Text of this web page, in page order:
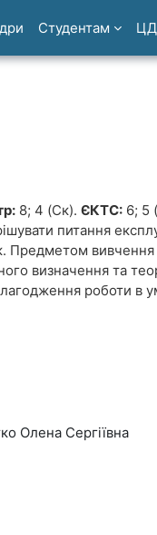
Студентам
8; 4 (Ск). ЄКТС: 6; 5
питання
визначення та
роботи в
Олена Сергіївна